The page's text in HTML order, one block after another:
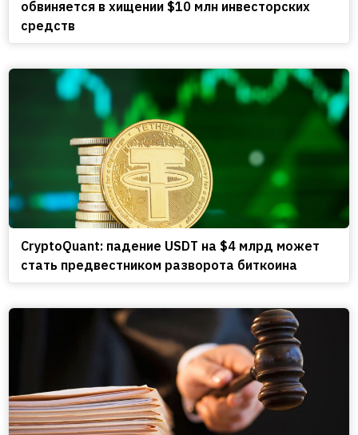
обвиняется в хищении $10 млн инвесторских
средств
CryptoQuant: падение USDT на $4 млрд может
стать предвестником разворота биткоина